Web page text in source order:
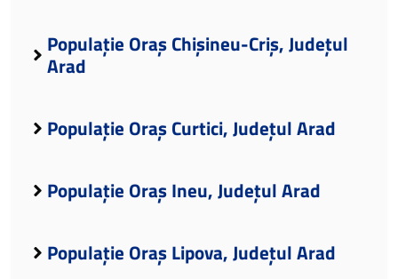
Populație Oraș Chișineu-Criș, Județul
Arad
Populație Oraș Curtici, Județul Arad
Populație Oraș Ineu, Județul Arad
Populație Oraș Lipova, Județul Arad